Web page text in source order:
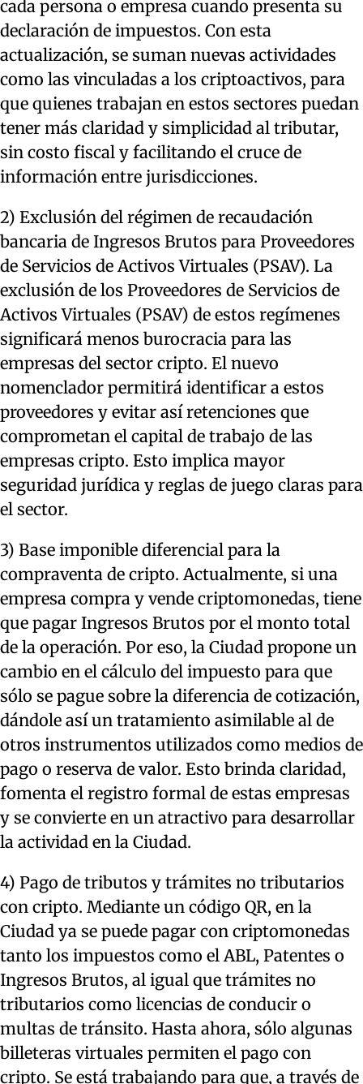
cada persona o empresa cuando presenta su
declaración de impuestos. Con esta
actualización, se suman nuevas actividades
como las vinculadas a los criptoactivos, para
que quienes trabajan en estos sectores puedan
tener más claridad y simplicidad al tributar,
sin costo fiscal y facilitando el cruce de
información entre jurisdicciones.
2) Exclusión del régimen de recaudación
bancaria de Ingresos Brutos para Proveedores
de Servicios de Activos Virtuales (PSAV). La
exclusión de los Proveedores de Servicios de
Activos Virtuales (PSAV) de estos regímenes
significará menos burocracia para las
empresas del sector cripto. El nuevo
nomenclador permitirá identificar a estos
proveedores y evitar así retenciones que
comprometan el capital de trabajo de las
empresas cripto. Esto implica mayor
seguridad jurídica y reglas de juego claras para
el sector.
3) Base imponible diferencial para la
compraventa de cripto. Actualmente, si una
empresa compra y vende criptomonedas, tiene
que pagar Ingresos Brutos por el monto total
de la operación. Por eso, la Ciudad propone un
cambio en el cálculo del impuesto para que
sólo se pague sobre la diferencia de cotización,
dándole así un tratamiento asimilable al de
otros instrumentos utilizados como medios de
pago o reserva de valor. Esto brinda claridad,
fomenta el registro formal de estas empresas
y se convierte en un atractivo para desarrollar
la actividad en la Ciudad.
4) Pago de tributos y trámites no tributarios
con cripto. Mediante un código QR, en la
Ciudad ya se puede pagar con criptomonedas
tanto los impuestos como el ABL, Patentes o
Ingresos Brutos, al igual que trámites no
tributarios como licencias de conducir o
multas de tránsito. Hasta ahora, sólo algunas
billeteras virtuales permiten el pago con
cripto. Se está trabajando para que, a través de